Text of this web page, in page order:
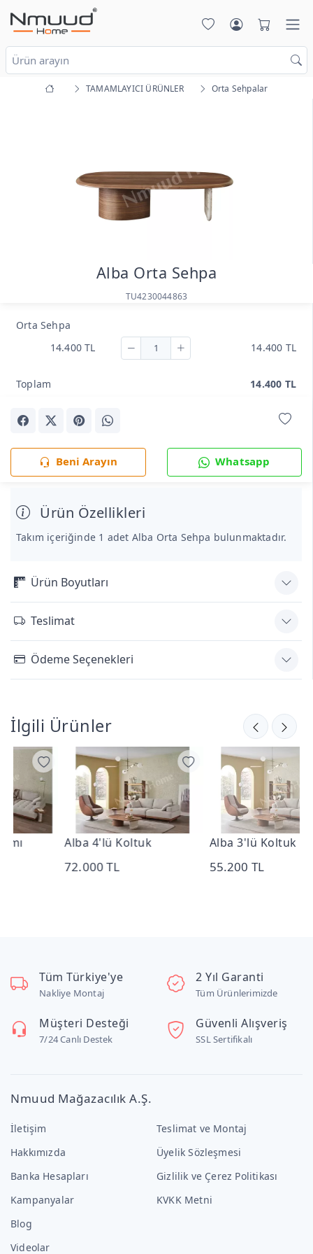
TAMAMLAYICI ÜRÜNLER Orta Sehpalar
Alba Orta Sehpa
TU4230044863
Orta Sehpa
14.400 TL
14.400 TL
Toplam 14.400 TL
Beni Arayın Whatsapp
Ürün Özellikleri
Takım içeriğinde 1 adet Alba Orta Sehpa bulunmaktadır.
Ürün Boyutları
Teslimat
Ödeme Seçenekleri
İlgili Ürünler
Alba 4'lü Koltuk
72.000 TL
Alba 3'lü Koltuk
55.200 TL
Tüm Türkiye'ye
Nakliye Montaj
2 Yıl Garanti
Tüm Ürünlerimizde
Müşteri Desteği
7/24 Canlı Destek
Güvenli Alışveriş
SSL Sertifikalı
Nmuud Mağazacılık A.Ş.
İletişim
Hakkımızda
Banka Hesapları
Kampanyalar
Blog
Videolar
Teslimat ve Montaj
Üyelik Sözleşmesi
Gizlilik ve Çerez Politikası
KVKK Metni